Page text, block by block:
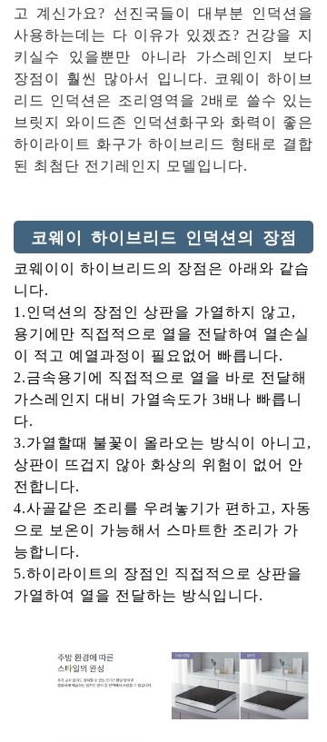
고 계신가요? 선진국들이 대부분 인덕션을
사용하는데는 다 이유가 있겠죠? 건강을 지
키실수 있을뿐만 아니라 가스레인지 보다
장점이 훨씬 많아서 입니다. 코웨이 하이브
리드 인덕션은 조리영역을 2배로 쓸수 있는
브릿지 와이드존 인덕션화구와 화력이 좋은
하이라이트 화구가 하이브리드 형태로 결합
된 최첨단 전기레인지 모델입니다.
코웨이 하이브리드 인덕션의 장점
코웨이이 하이브리드의 장점은 아래와 같습
니다.
1.인덕션의 장점인 상판을 가열하지 않고,
용기에만 직접적으로 열을 전달하여 열손실
이 적고 예열과정이 필요없어 빠릅니다.
2.금속용기에 직접적으로 열을 바로 전달해
가스레인지 대비 가열속도가 3배나 빠릅니
다.
3.가열할때 불꽃이 올라오는 방식이 아니고,
상판이 뜨겁지 않아 화상의 위험이 없어 안
전합니다.
4.사골같은 조리를 우려놓기가 편하고, 자동
으로 보온이 가능해서 스마트한 조리가 가
능합니다.
5.하이라이트의 장점인 직접적으로 상판을
가열하여 열을 전달하는 방식입니다.